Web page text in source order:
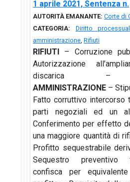
1 aprile 2021, Sentenza n.
AUTORITÀ EMANANTE: Corte di
CATEGORIA:
Diritto
amministrazione,Rifiuti
RIFIUTI
– Corruzione
Autorizzazione
discarica
AMMINISTRAZIONE –
Fatto corruttivo intercorso
parti negoziali ed un
Conferimento per effetto
una maggiore quantità di
Profitto sequestrabile
Sequestro preventivo
confisca per